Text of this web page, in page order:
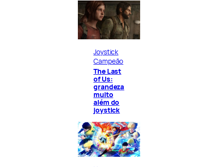
Joystick
Campeão
The Last
of Us:
grandeza
muito
além do
joystick